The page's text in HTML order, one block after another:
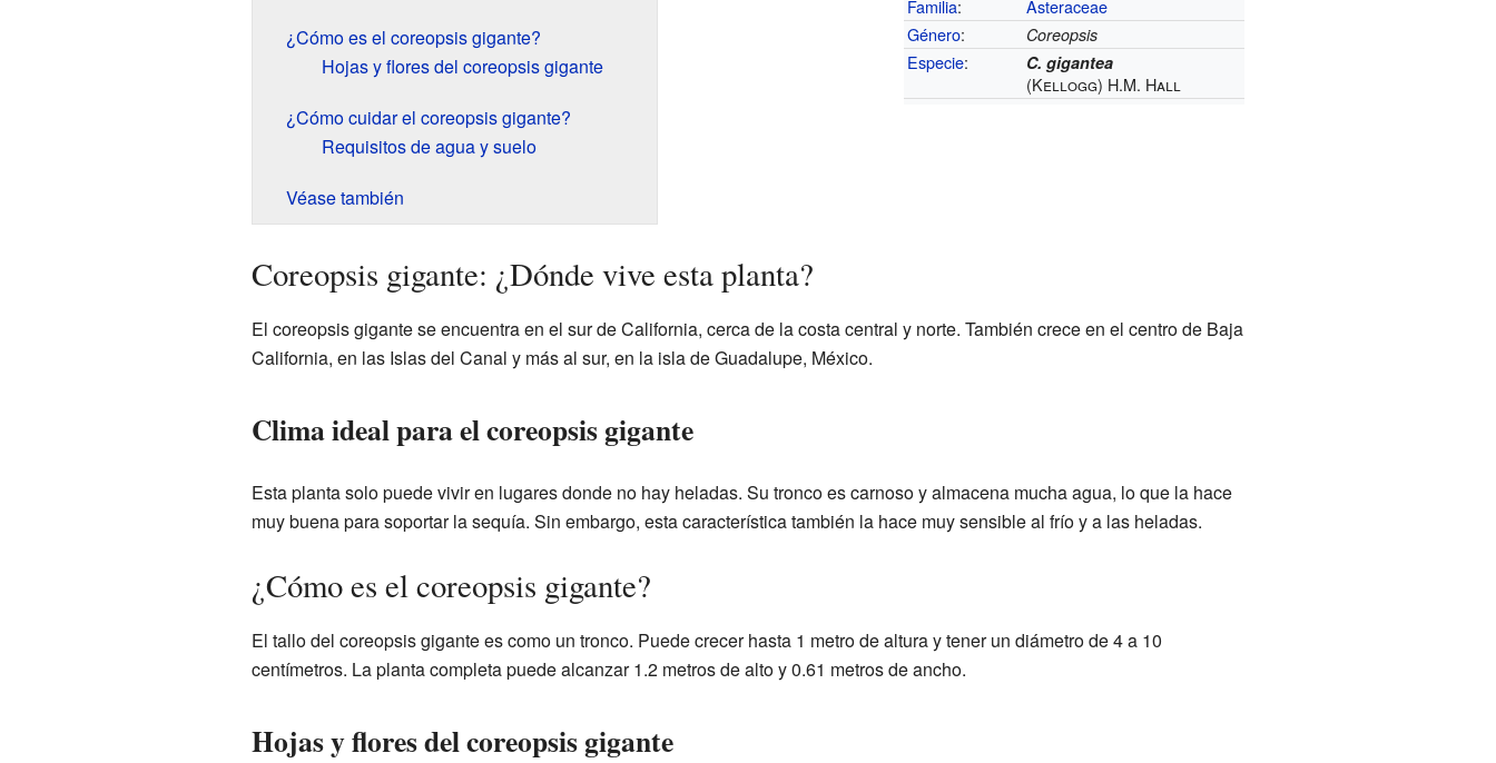
Familia:
Asteraceae
Género: Coreopsis
Especie: C. gigantea
(Kellogg) H.M. Hall
¿Cómo es el coreopsis gigante?
Hojas y flores del coreopsis gigante
¿Cómo cuidar el coreopsis gigante?
Requisitos de agua y suelo
Véase también
Coreopsis gigante: ¿Dónde vive esta planta?
El coreopsis gigante se encuentra en el sur de California, cerca de la costa central y norte. También crece en el centro de Baja
California, en las Islas del Canal y más al sur, en la isla de Guadalupe, México.
Clima ideal para el coreopsis gigante
Esta planta solo puede vivir en lugares donde no hay heladas. Su tronco es carnoso y almacena mucha agua, lo que la hace
muy buena para soportar la sequía. Sin embargo, esta característica también la hace muy sensible al frío y a las heladas.
¿Cómo es el coreopsis gigante?
El tallo del coreopsis gigante es como un tronco. Puede crecer hasta 1 metro de altura y tener un diámetro de 4 a 10
centímetros. La planta completa puede alcanzar 1.2 metros de alto y 0.61 metros de ancho.
Hojas y flores del coreopsis gigante